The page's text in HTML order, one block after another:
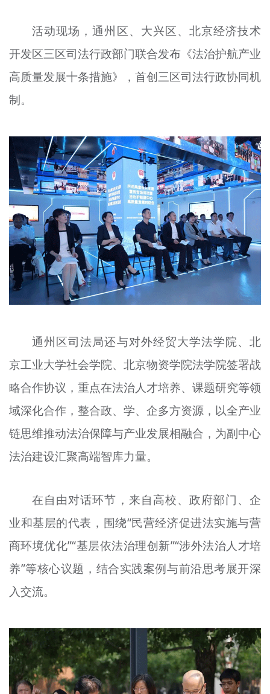
活动现场，通州区、大兴区、北京经济技术
开发区三区司法行政部门联合发布《法治护航产业
高质量发展十条措施》，首创三区司法行政协同机
制。
通州区司法局还与对外经贸大学法学院、北
京工业大学社会学院、北京物资学院法学院签署战
略合作协议，重点在法治人才培养、课题研究等领
域深化合作，整合政、学、企多方资源，以全产业
链思维推动法治保障与产业发展相融合，为副中心
法治建设汇聚高端智库力量。
在自由对话环节，来自高校、政府部门、企
业和基层的代表，围绕“民营经济促进法实施与营
商环境优化”“基层依法治理创新”“涉外法治人才培
养”等核心议题，结合实践案例与前沿思考展开深
入交流。